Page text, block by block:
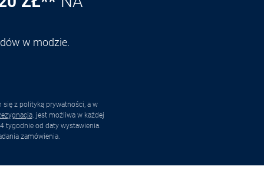
w modzie.
się z polityką prywatności, a w
. jest możliwa w każdej
tygodnie od daty wystawienia.
zamówienia.